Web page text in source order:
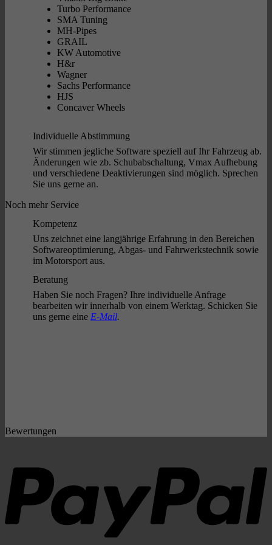
Turbo Performance
SMA Tuning
MH-Pipes
GRAIL
KW Automotive
H&r
Wagner
Sachs Performance
HJS
Concaver Wheels
Individuelle Abstimmung
Wir stimmen jegliche Software speziell auf Ihr Fahrzeug ab.
Änderungen wie zb. Schubabschaltung, Vmax Aufhebung
und verschiedene Deaktivierungen sind möglich. Sprechen
Sie uns gerne an.
Noch mehr Service
Kompetenz
Uns zeichnet eine langjährige Erfahrung in den Bereichen
Softwareoptimierung, Abgas- und Fahrwerkstechnik sowie
im Motorsport aus.
Beratung
Haben Sie noch Fragen? Ihre individuelle Anfrage
bearbeiten wir innerhalb von einem Werktag. Schicken Sie
uns gerne eine E-Mail.
Bewertungen